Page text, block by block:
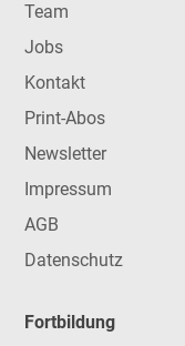
Team
Jobs
Kontakt
Print-Abos
Newsletter
Impressum
AGB
Datenschutz
Fortbildung